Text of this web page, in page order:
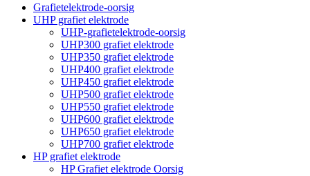
Grafietelektrode-oorsig
UHP grafiet elektrode
UHP-grafietelektrode-oorsig
UHP300 grafiet elektrode
UHP350 grafiet elektrode
UHP400 grafiet elektrode
UHP450 grafiet elektrode
UHP500 grafiet elektrode
UHP550 grafiet elektrode
UHP600 grafiet elektrode
UHP650 grafiet elektrode
UHP700 grafiet elektrode
HP grafiet elektrode
HP Grafiet elektrode Oorsig